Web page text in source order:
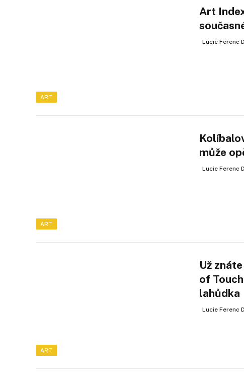
ART
Art
Lucie Ferenc
ART
může
Lucie Ferenc
ART
Už
of
lahůdka
Lucie Ferenc